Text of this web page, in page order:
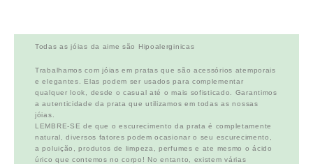
Todas as jóias da aime são Hipoalerginicas
Trabalhamos com jóias em pratas que são acessórios atemporais
e elegantes. Elas podem ser usados para complementar
qualquer look, desde o casual até o mais sofisticado. Garantimos
a autenticidade da prata que utilizamos em todas as nossas
jóias.
LEMBRE-SE de que o escurecimento da prata é completamente
natural, diversos fatores podem ocasionar o seu escurecimento,
a poluição, produtos de limpeza, perfumes e ate mesmo o ácido
úrico que contemos no corpo! No entanto, existem várias